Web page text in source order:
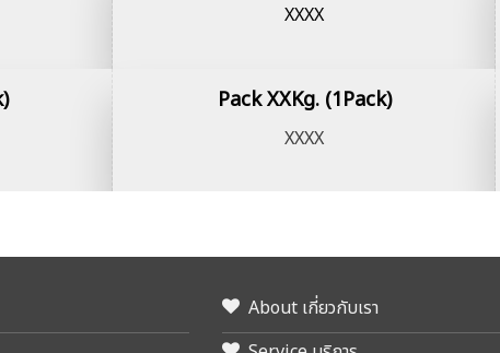
XXXX
Pack XXKg. (1Pack)
XXXX
About เกี่ยวกับเรา